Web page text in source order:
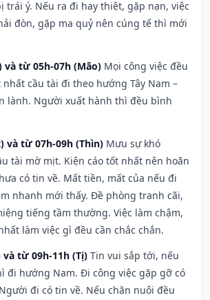
trái ý. Nếu ra đi hay thiệt, gặp nạn, việc
đòn, gặp ma quỷ nên cúng tế thì mới
và từ 05h-07h (Mão) Mọi công việc đều
cầu tài đi theo hướng Tây Nam –
lành. Người xuất hành thì đều bình
và từ 07h-09h (Thìn) Mưu sự khó
tài mờ mịt. Kiện cáo tốt nhất nên hoãn
có tin về. Mất tiền, mất của nếu đi
nhanh mới thấy. Đề phòng tranh cãi,
tiếng tầm thường. Việc làm chậm,
làm việc gì đều cần chắc chắn.
từ 09h-11h (Tị) Tin vui sắp tới, nếu
đi hướng Nam. Đi công việc gặp gỡ có
đi có tin về. Nếu chăn nuôi đều